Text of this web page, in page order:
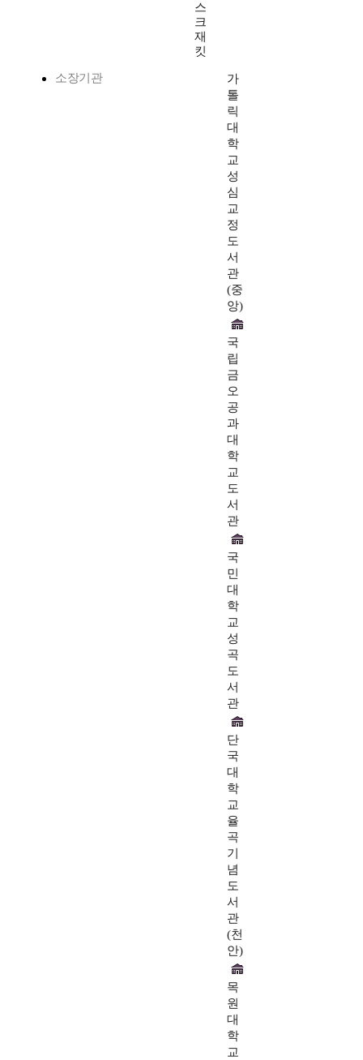
스
크
재
킷
소장기관
가
톨
릭
대
학
교
성
심
교
정
도
서
관
(중
앙)
국
립
금
오
공
과
대
학
교
도
서
관
국
민
대
학
교
성
곡
도
서
관
단
국
대
학
교
율
곡
기
념
도
서
관
(천
안)
목
원
대
학
교